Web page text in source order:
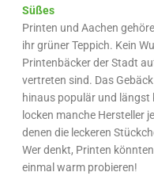
Süßes
Printen und Aachen
ihr grüner Teppich. Kein
Printenbäcker der Stadt
vertreten sind. Das
hinaus populär und längst
locken manche Hersteller
denen die leckeren
Wer denkt, Printen
einmal warm probieren!